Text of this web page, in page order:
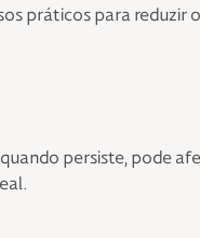
práticos para reduzir
persiste, pode